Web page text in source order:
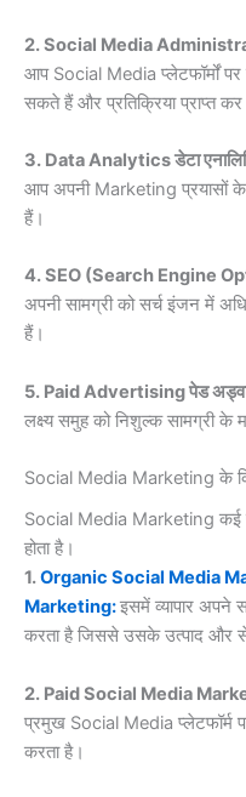
2. Social Media
आप Social Media प्लेटफॉर्मों
सकते हैं और प्रतिक्रिया प्राप्त
3. Data Analytics डेटा
आप अपनी Marketing प्रयासों
हैं।
4. SEO (Search Engine
अपनी सामग्री को सर्च इंजन में
हैं।
5. Paid Advertising पेड
लक्ष्य समुह को निशुल्क सामग्री के
Social Media Marketing के
Social Media Marketing कई
होता है।
1.Organic Social Media
Marketing:इसमें व्यापार अपने
करता है जिससे उसके उत्पाद और
2. Paid Social Media
प्रमुख Social Media प्लेटफॉर्म
करता है।